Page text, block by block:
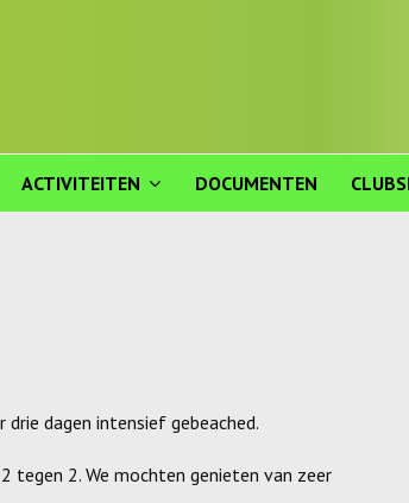
ACTIVITEITEN DOCUMENTEN
dagen intensief gebeached.
tegen 2. We mochten genieten van zeer